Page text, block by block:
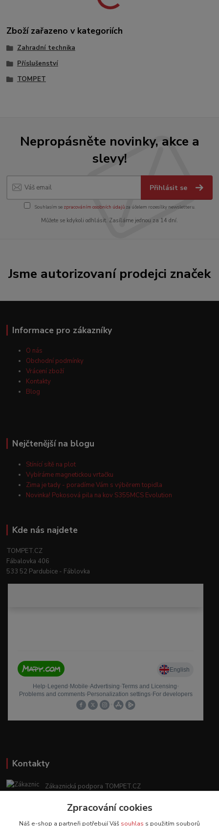
Zboží zařazeno v kategoriích
Zahradní technika
Příslušenství
TOMPET
Nepropásněte novinky, akce a
slevy!
Přihlásit se
Souhlasím se zpracováním osobních údajůza účelem rozesílky newsletteru.
Můžete se kdykoli odhlásit. Zasíláme jednou za 14 dní.
Jsme autorizovaní prodejci značek
Informace pro zákazníky
O nás
Obchodní podmínky
Vrácení zboží
Kontakty
Blog
Nejčtenější na blogu
Stínící sítě na plot
Vybíráme magnetickou vrtačku
Zima je tady - poradíme Vám s výběrem topidla
Novinka! Pokosová pila na kov S355MCS Evolution
Kde nás najdete
TOMPET.CZ
Fábalovka 406
533 52 Pardubice - Fáblovka
Kontakty
Zákaznická podpora TOMPET.CZ
(Po-Ne, 8-20 hod.)
Zpracování cookies
Náš e-shop a partneři potřebují Váš souhlas s použitím souborů